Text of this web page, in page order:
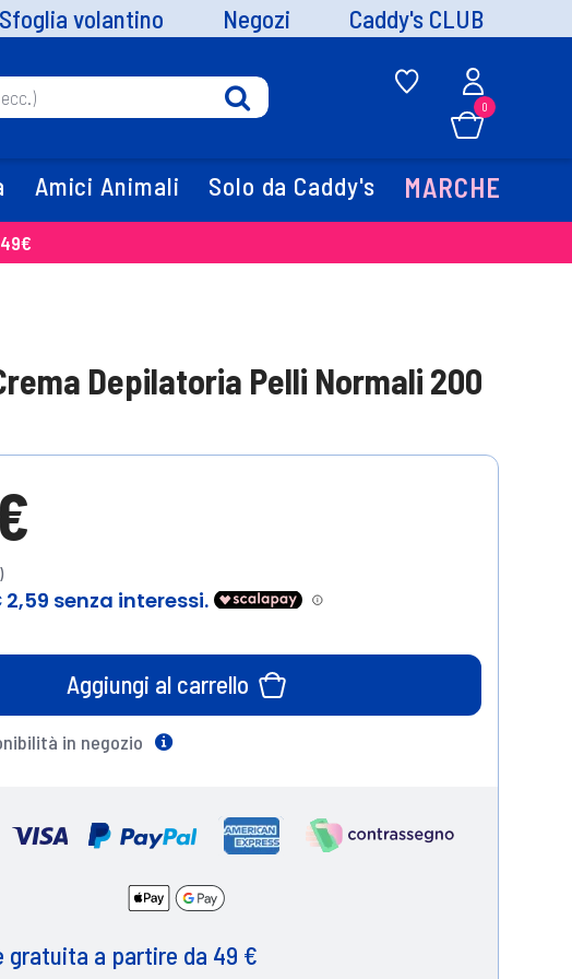
Sfoglia volantino Negozi Caddy's CLUB
0
Amici Animali Solo da Caddy's MARCHE
Depilatoria Pelli Normali 200
Aggiungi al carrello
in negozio
gratuita a partire da 49 €